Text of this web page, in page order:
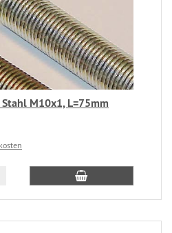
M10x1, L=75mm